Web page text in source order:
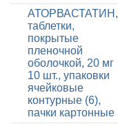
АТОРВАСТАТИН,
таблетки,
покрытые
пленочной
оболочкой, 20 мг
10 шт., упаковки
ячейковые
контурные (6),
пачки картонные